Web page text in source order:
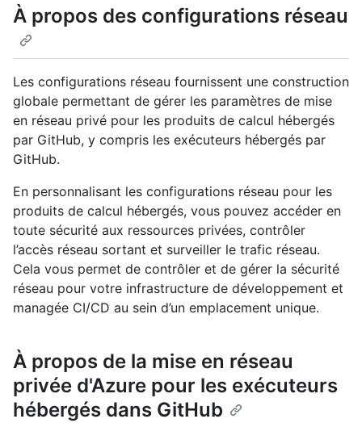
À propos des configurations réseau
Les configurations réseau fournissent une construction
globale permettant de gérer les paramètres de mise
en réseau privé pour les produits de calcul hébergés
par GitHub, y compris les exécuteurs hébergés par
GitHub.
En personnalisant les configurations réseau pour les
produits de calcul hébergés, vous pouvez accéder en
toute sécurité aux ressources privées, contrôler
l’accès réseau sortant et surveiller le trafic réseau.
Cela vous permet de contrôler et de gérer la sécurité
réseau pour votre infrastructure de développement et
managée CI/CD au sein d’un emplacement unique.
À propos de la mise en réseau
privée d'Azure pour les exécuteurs
hébergés dans GitHub